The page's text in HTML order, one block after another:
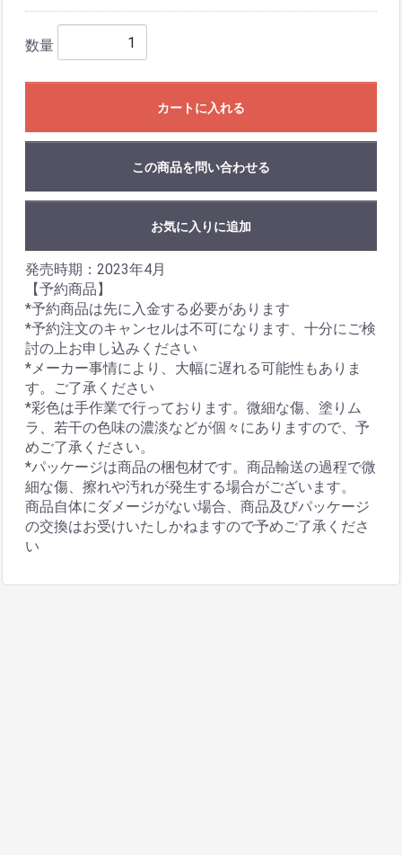
数量
カートに入れる
この商品を問い合わせる
お気に入りに追加
発売時期：2023年4月
【予約商品】
*予約商品は先に入金する必要があります
*予約注文のキャンセルは不可になります、十分にご検
討の上お申し込みください
*メーカー事情により、大幅に遅れる可能性もありま
す。ご了承ください
*彩色は手作業で行っております。微細な傷、塗りム
ラ、若干の色味の濃淡などが個々にありますので、予
めご了承ください。
*パッケージは商品の梱包材です。商品輸送の過程で微
細な傷、擦れや汚れが発生する場合がございます。
商品自体にダメージがない場合、商品及びパッケージ
の交換はお受けいたしかねますので予めご了承くださ
い